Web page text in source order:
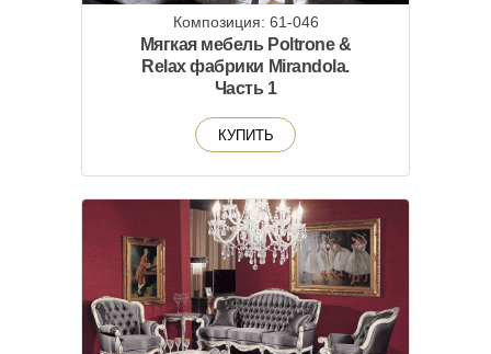
Композиция: 61-046
Мягкая мебель Poltrone &
Relax фабрики Mirandola.
Часть 1
КУПИТЬ